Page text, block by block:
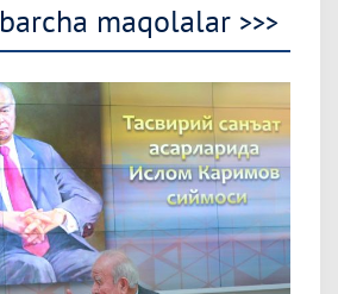
barcha maqolalar >>>